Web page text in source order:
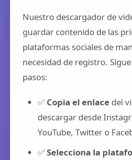
Nuestro descargador de
guardar contenido de las
plataformas sociales de
necesidad de registro.
pasos:
✅ Copia el enlace del
descargar desde
YouTube, Twitter o
✅Selecciona la